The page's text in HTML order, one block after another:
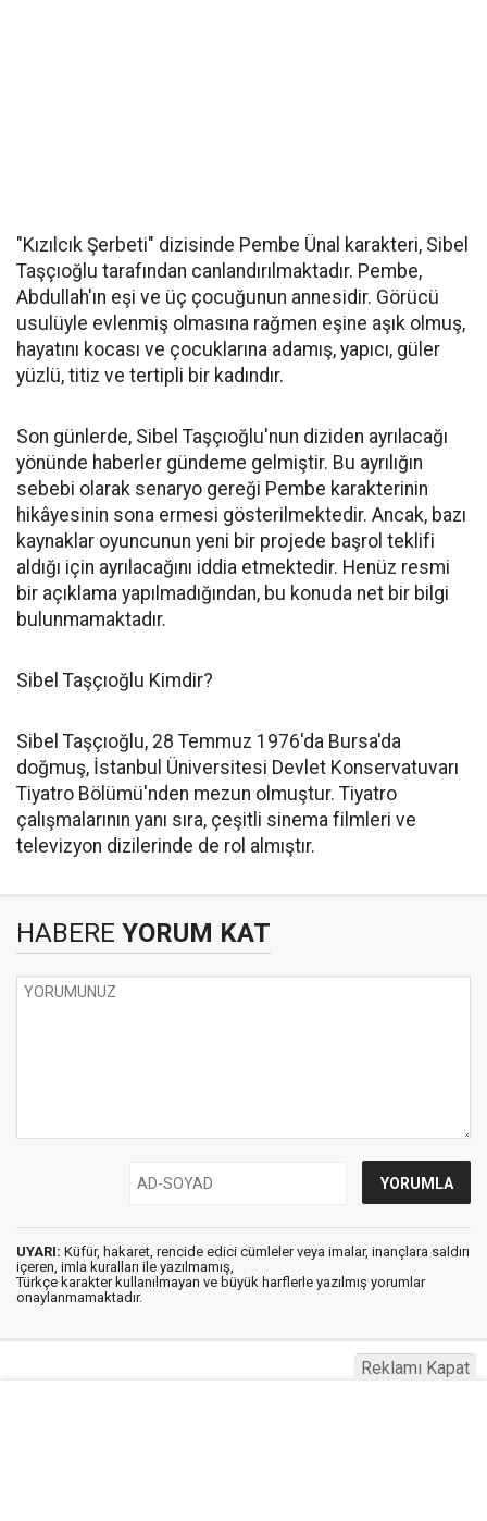
"Kızılcık Şerbeti" dizisinde Pembe Ünal karakteri, Sibel
Taşçıoğlu tarafından canlandırılmaktadır. Pembe,
Abdullah'ın eşi ve üç çocuğunun annesidir. Görücü
usulüyle evlenmiş olmasına rağmen eşine aşık olmuş,
hayatını kocası ve çocuklarına adamış, yapıcı, güler
yüzlü, titiz ve tertipli bir kadındır. ​
Son günlerde, Sibel Taşçıoğlu'nun diziden ayrılacağı
yönünde haberler gündeme gelmiştir. Bu ayrılığın
sebebi olarak senaryo gereği Pembe karakterinin
hikâyesinin sona ermesi gösterilmektedir. Ancak, bazı
kaynaklar oyuncunun yeni bir projede başrol teklifi
aldığı için ayrılacağını iddia etmektedir. Henüz resmi
bir açıklama yapılmadığından, bu konuda net bir bilgi
bulunmamaktadır.​
Sibel Taşçıoğlu Kimdir?
Sibel Taşçıoğlu, 28 Temmuz 1976'da Bursa'da
doğmuş, İstanbul Üniversitesi Devlet Konservatuvarı
Tiyatro Bölümü'nden mezun olmuştur. Tiyatro
çalışmalarının yanı sıra, çeşitli sinema filmleri ve
televizyon dizilerinde de rol almıştır. ​
HABERE YORUM KAT
UYARI: Küfür, hakaret, rencide edici cümleler veya imalar, inançlara saldırı
içeren, imla kuralları ile yazılmamış,
Türkçe karakter kullanılmayan ve büyük harflerle yazılmış yorumlar
onaylanmamaktadır.
Reklamı Kapat